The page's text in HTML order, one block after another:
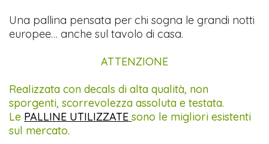
Una pallina pensata per chi sogna le grandi notti
europee… anche sul tavolo di casa.
ATTENZIONE
Realizzata con decals di alta qualità, non
sporgenti, scorrevolezza assoluta e testata.
Le PALLINE UTILIZZATE sono le migliori esistenti
sul mercato.